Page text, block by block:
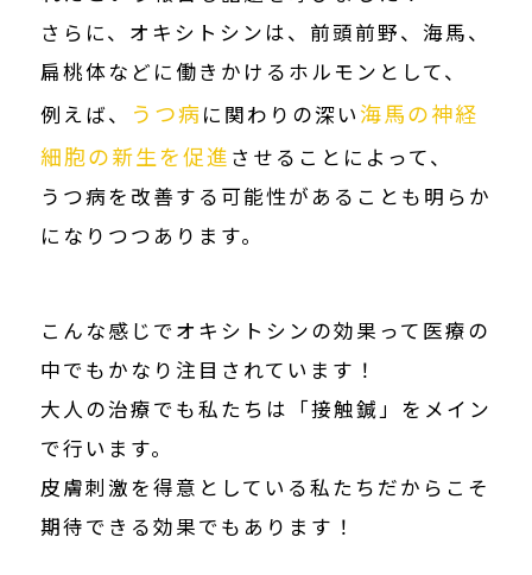
さらに、オキシトシンは、前頭前野、海馬、
扁桃体などに働きかけるホルモンとして、
例えば、
うつ病に関わりの深い 海馬の神経
細胞の新生を促進 させることによって、
うつ病を改善する可能性があることも明らか
になりつつあります。
こんな感じでオキシトシンの効果って医療の
中でもかなり注目されています！
大人の治療でも私たちは「接触鍼」をメイン
で行います。
皮膚刺激を得意としている私たちだからこそ
期待できる効果でもあります！